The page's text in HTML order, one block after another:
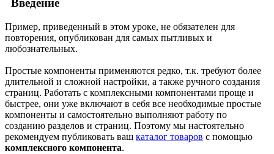
Пример, приведенный в этом уроке, не обязателен для
повторения, опубликован для самых пытливых и
любознательных.
Простые компоненты применяются редко, т.к. требуют более
длительной и сложной настройки, а также ручного создания
страниц. Работать с комплексными компонентами проще и
быстрее, они уже включают в себя все необходимые простые
компоненты и самостоятельно выполняют работу по
созданию разделов и страниц. Поэтому мы настоятельно
рекомендуем публиковать ваш каталог товаров с помощью
комплексного компонента.